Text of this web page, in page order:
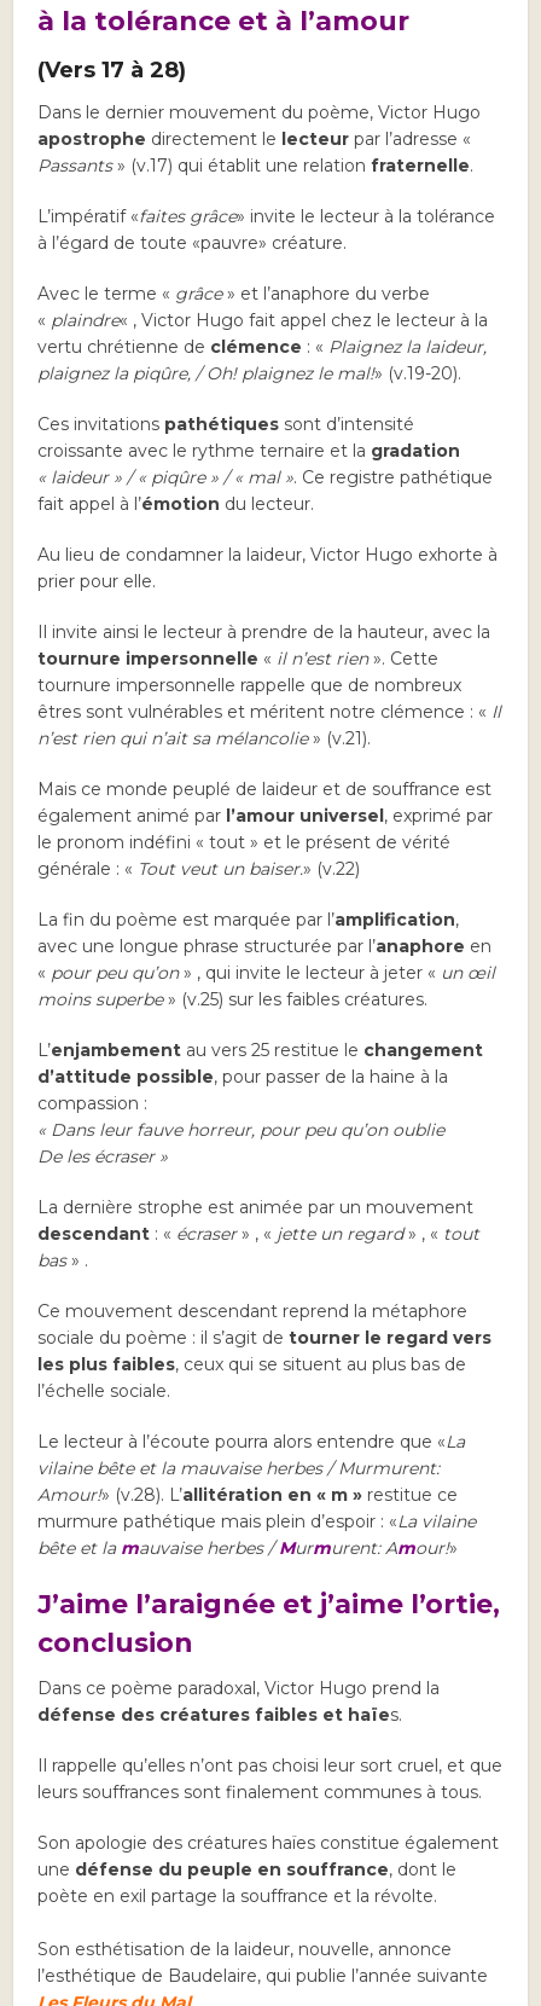
à la tolérance et à l’amour
(Vers 17 à 28)
Dans le dernier mouvement du poème, Victor Hugo
apostrophe directement le lecteur par l’adresse «
Passants» (v.17) qui établit une relationfraternelle.
L’impératif «faites grâce» invite le lecteur à la tolérance
à l’égard de toute «pauvre» créature.
Avec le terme « grâce» et l’anaphore du verbe
« plaindre« , Victor Hugo fait appel chez le lecteur à la
vertu chrétienne de clémence : « Plaignez la laideur,
plaignez la piqûre, / Oh! plaignez le mal!» (v.19-20).
Ces invitations pathétiques sont d’intensité
croissante avec le rythme ternaire et la gradation
« laideur » / « piqûre » / « mal ». Ce registre pathétique
fait appel à l’émotion du lecteur.
Au lieu de condamner la laideur, Victor Hugo exhorte à
prier pour elle.
Il invite ainsi le lecteur à prendre de la hauteur, avec la
tournure impersonnelle « il n’est rien». Cette
tournure impersonnelle rappelle que de nombreux
êtres sont vulnérables et méritent notre clémence : « Il
n’est rien qui n’ait sa mélancolie» (v.21).
Mais ce monde peuplé de laideur et de souffrance est
également animé par l’amour universel, exprimé par
le pronom indéfini « tout » et le présent de vérité
générale : « Tout veut un baiser.» (v.22)
La fin du poème est marquée par l’amplification,
avec une longue phrase structurée par l’anaphore en
« pour peu qu’on» , qui invite le lecteur à jeter « un œil
moins superbe» (v.25) sur les faibles créatures.
L’enjambement au vers 25 restitue le changement
d’attitude possible, pour passer de la haine à la
compassion :
« Dans leur fauve horreur, pour peu qu’on oublie
De les écraser »
La dernière strophe est animée par un mouvement
descendant : « écraser» , « jette un regard» , « tout
bas» .
Ce mouvement descendant reprend la métaphore
sociale du poème : il s’agit detourner le regard vers
les plus faibles, ceux qui se situent au plus bas de
l’échelle sociale.
Le lecteur à l’écoute pourra alors entendre que «La
vilaine bête et la mauvaise herbes / Murmurent:
Amour!» (v.28). L’allitération en « m » restitue ce
murmure pathétique mais plein d’espoir : «La vilaine
bête et la mauvaise herbes /Murmurent: Amour!»
J’aime l’araignée et j’aime l’ortie,
conclusion
Dans ce poème paradoxal, Victor Hugo prend la
défense des créatures faibles et haïes.
Il rappelle qu’elles n’ont pas choisi leur sort cruel, et que
leurs souffrances sont finalement communes à tous.
Son apologie des créatures haïes constitue également
une défense du peuple en souffrance, dont le
poète en exil partage la souffrance et la révolte.
Son esthétisation de la laideur, nouvelle, annonce
l’esthétique de Baudelaire, qui publie l’année suivante